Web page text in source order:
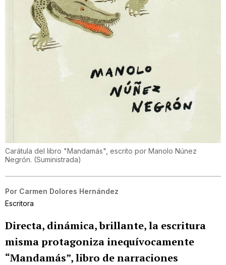
Carátula del libro "Mandamás", escrito por Manolo Núnez
Negrón. (Suministrada)
Por Carmen Dolores Hernández
Escritora
Directa, dinámica, brillante, la escritura
misma protagoniza inequívocamente
“Mandamás”, libro de narraciones